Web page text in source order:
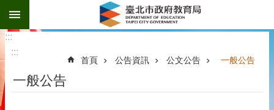
跳到主要內容區塊
:::
:::
首頁 公告資訊 公文公告 一般公告
一般公告